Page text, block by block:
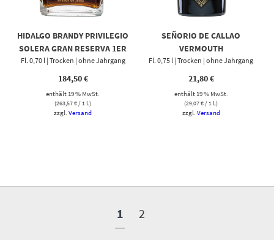
HIDALGO BRANDY PRIVILEGIO
SOLERA GRAN RESERVA 1ER
HOLZKISTE
Fl. 0,70 l | Trocken | ohne Jahrgang
184,50€
enthält 19 % MwSt.
(263,57€/ 1 L)
zzgl.Versand
SEÑORIO DE CALLAO
VERMOUTH
Fl. 0,75 l | Trocken | ohne Jahrgang
21,80€
enthält 19 % MwSt.
(29,07€/ 1 L)
zzgl. Versand
1 2